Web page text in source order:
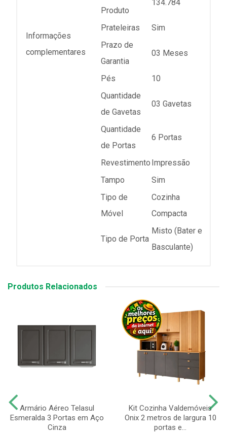
Informações
complementares
Produto
134.784
Prateleiras
Sim
Prazo de
Garantia
03 Meses
Pés
10
Quantidade
de Gavetas
03 Gavetas
Quantidade
de Portas
6 Portas
Revestimento Impressão
Tampo
Sim
Tipo de
Móvel
Cozinha
Compacta
Tipo de Porta
Misto (Bater e
Basculante)
Produtos Relacionados
Armário Aéreo Telasul
Esmeralda 3 Portas em Aço
Cinza
Kit Cozinha Valdemóveis
Onix 2 metros de largura 10
portas e...